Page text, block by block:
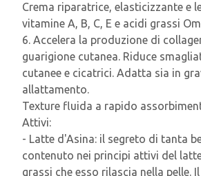
Crema riparatrice, elasticizzante e
vitamine A, B, C, E e acidi grassi
6. Accelera la produzione di
guarigione cutanea. Riduce
cutanee e cicatrici. Adatta sia in
allattamento.
Texture fluida a rapido
Attivi:
- Latte d'Asina: il segreto di tanta
contenuto nei principi attivi del
grassi che esso rilascia nella pelle.